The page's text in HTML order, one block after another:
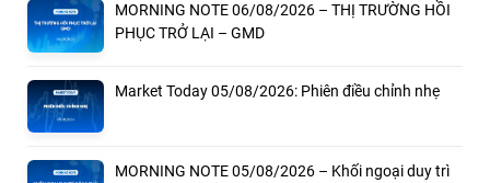
MORNING NOTE 06/08/2026 – THỊ TRƯỜNG HỒI
PHỤC TRỞ LẠI – GMD
Market Today 05/08/2026: Phiên điều chỉnh nhẹ
MORNING NOTE 05/08/2026 – Khối ngoại duy trì